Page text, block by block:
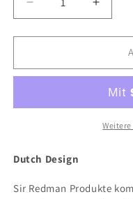
Verringere
die
Menge
Sir
Kombi-
Buck
Burgundy
Erhöhe
die
Menge
Sir
Pack
Dutch Design
Sir Redman Produkte